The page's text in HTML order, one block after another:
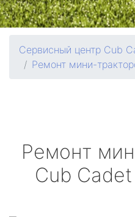
Сервисный центр Cub
Ремонт мини-
Ремонт
Cub Cadet